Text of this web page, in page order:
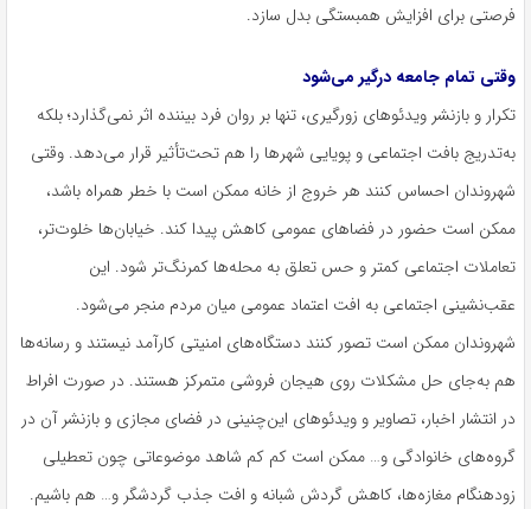
فرصتی برای افزایش همبستگی بدل سازد.
وقتی تمام جامعه درگیر می‌شود
تکرار و بازنشر ویدئوهای زورگیری، تنها بر روان فرد بیننده اثر نمی‌گذارد؛ بلکه
به‌تدریج بافت اجتماعی و پویایی شهرها را هم تحت‌تأثیر قرار می‌دهد. وقتی
شهروندان احساس کنند هر خروج از خانه ممکن است با خطر همراه باشد،
ممکن است حضور در فضاهای عمومی کاهش پیدا کند. خیابان‌ها خلوت‌تر،
تعاملات اجتماعی کمتر و حس تعلق به محله‌ها کمرنگ‌تر شود. این
عقب‌نشینی اجتماعی به افت اعتماد عمومی میان مردم منجر می‌شود.
شهروندان ممکن است تصور کنند دستگاه‌های امنیتی کارآمد نیستند و رسانه‌ها
هم به‌جای حل مشکلات روی هیجان فروشی متمرکز هستند. در صورت افراط
در انتشار اخبار، تصاویر و ویدئوهای این‌چنینی در فضای مجازی و بازنشر آن در
گروه‌های خانوادگی و… ممکن است کم کم شاهد موضوعاتی چون تعطیلی
زودهنگام مغازه‌ها، کاهش گردش شبانه و افت جذب گردشگر و… هم باشیم.